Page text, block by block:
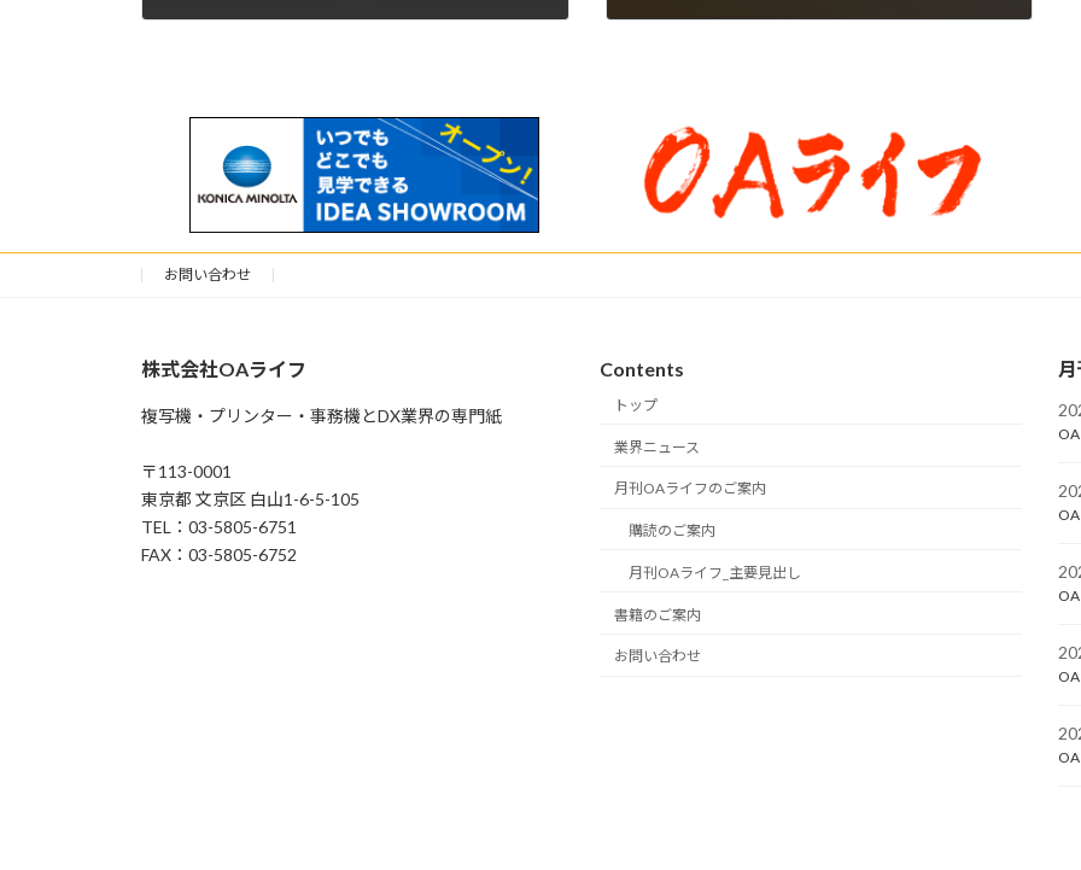
お問い合わせ
株式会社OAライフ
複写機・プリンター・事務機とDX業界の専門紙
〒113-0001
東京都 文京区 白山1-6-5-105
TEL：03-5805-6751
FAX：03-5805-6752
Contents
トップ
業界ニュース
月刊OAライフのご案内
購読のご案内
月刊OAライフ_主要見出し
書籍のご案内
お問い合わせ